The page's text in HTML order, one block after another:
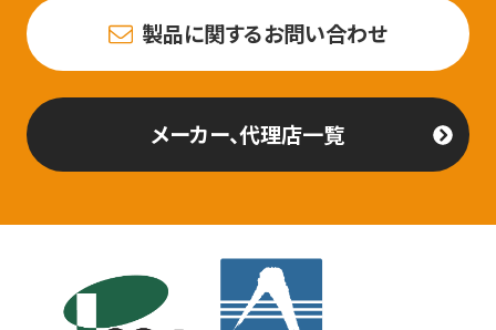
製品に関するお問い合わせ
メーカー、代理店一覧